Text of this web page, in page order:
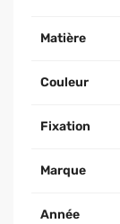
Matière
Couleur
Fixation
Marque
Année